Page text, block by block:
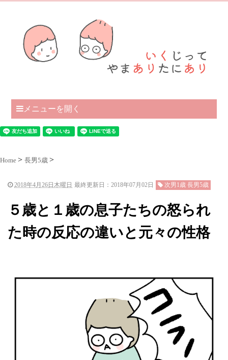
メニューを開く
Home 長男5歳
2018年4月26日木曜日 最終更新日：2018年07月02日 次男1歳 長男5歳
５歳と１歳の息子たちの怒られ
た時の反応の違いと元々の性格